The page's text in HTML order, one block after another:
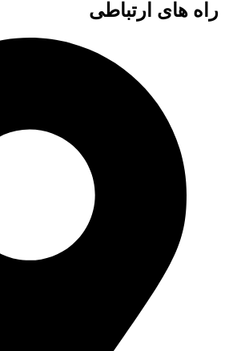
راه های ارتباطی